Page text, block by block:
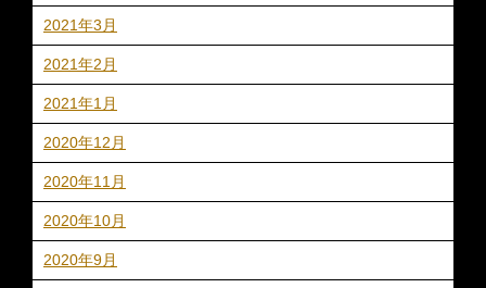
2021年3月
2021年2月
2021年1月
2020年12月
2020年11月
2020年10月
2020年9月